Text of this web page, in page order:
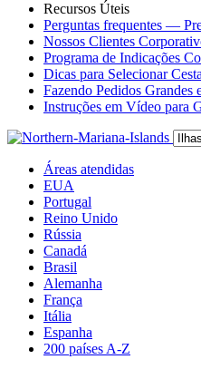
Recursos Úteis
Perguntas frequentes —
Nossos Clientes
Programa de Indicações
Dicas para Selecionar
Fazendo Pedidos
Instruções em Vídeo para
Áreas atendidas
EUA
Portugal
Reino Unido
Rússia
Canadá
Brasil
Alemanha
França
Itália
Espanha
200 países A-Z